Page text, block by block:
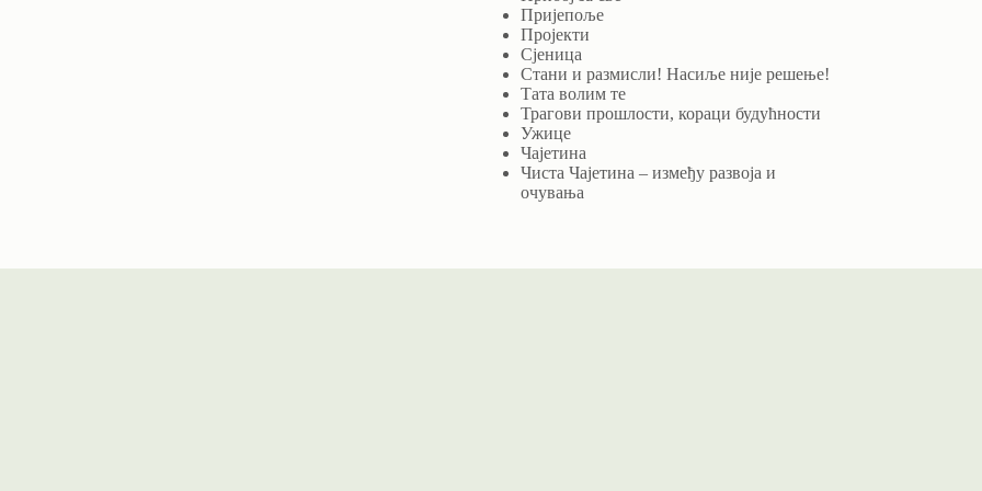
Пријепоље
Пројекти
Сјеница
Стани и размисли! Насиље није решење!
Тата волим те
Трагови прошлости, кораци будућности
Ужице
Чајетина
Чиста Чајетина – између развоја и
очувања